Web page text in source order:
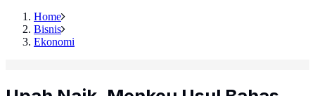
Home
Bisnis
Ekonomi